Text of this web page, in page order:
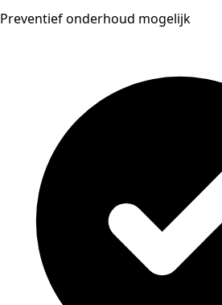
Preventief onderhoud mogelijk